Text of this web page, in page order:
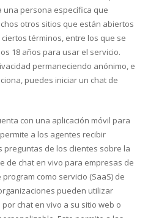
una persona específica que
otros sitios que están abiertos
términos, entre los que se
18 años para usar el servicio.
permaneciendo anónimo, e
puedes iniciar un chat de
con una aplicación móvil para
a los agentes recibir
de los clientes sobre la
de chat en vivo para empresas de
como servicio (SaaS) de
pueden utilizar
chat en vivo a su sitio web o